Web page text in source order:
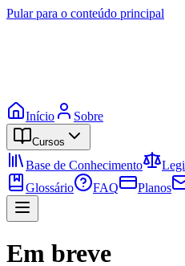
Pular para o conteúdo principal
Início Sobre
Cursos
Base de Conhecimento
Glossário
FAQ Planos
Em breve